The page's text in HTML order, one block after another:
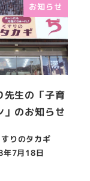
お知らせ
先生の「子育
」のお知らせ
すりのタカギ
年7月18日